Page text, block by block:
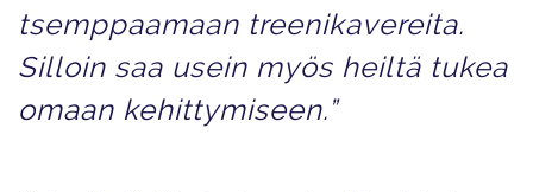
tsemppaamaan treenikavereita.
Silloin saa usein myös heiltä tukea
omaan kehittymiseen.”